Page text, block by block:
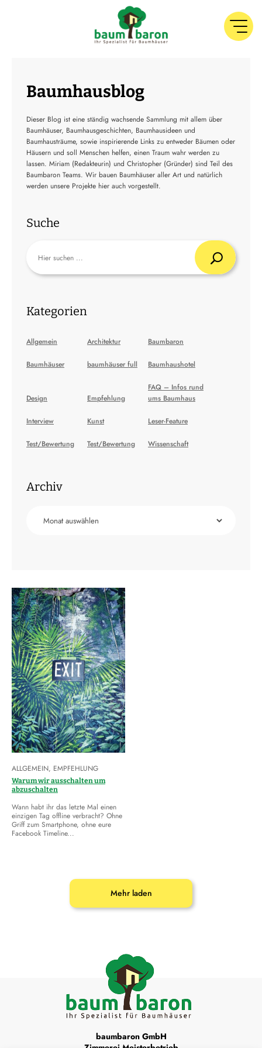
Baumhausblog
Dieser Blog ist eine ständig wachsende Sammlung mit allem über
Baumhäuser, Baumhausgeschichten, Baumhausideen und
Baumhausträume, sowie inspirierende Links zu entweder Bäumen oder
Häusern und soll Menschen helfen, einen Traum wahr werden zu
lassen. Miriam (Redakteurin) und Christopher (Gründer) sind Teil des
Baumbaron Teams. Wir bauen Baumhäuser aller Art und natürlich
werden unsere Projekte hier auch vorgestellt.
Suche
Kategorien
Allgemein Architektur Baumbaron
Baumhäuser baumhäuser full Baumhaushotel
Design Empfehlung
FAQ – Infos rund
ums Baumhaus
Interview Kunst Leser-Feature
Test/Bewertung Test/Bewertung Wissenschaft
Archiv
Archiv
Warum wir ausschalten um
abzuschalten
ALLGEMEIN, EMPFEHLUNG
Wann habt ihr das letzte Mal einen
einzigen Tag offline verbracht? Ohne
Griff zum Smartphone, ohne eure
Facebook Timeline...
Mehr laden
baumbaron GmbH